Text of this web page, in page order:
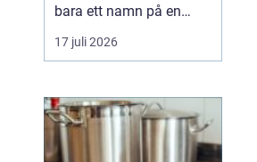
bara ett namn på en
vägg. Den fungerar som
företagets ansikte utåt,
signalerar kvalitet innan
någon ens har klivit
innanför dörren. F&o...
17 juli 2026